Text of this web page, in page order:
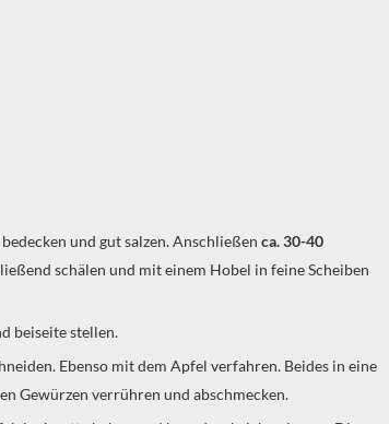
und gut salzen. Anschließen ca. 30-40
schälen und mit einem Hobel in feine Scheiben
beiseite stellen.
Gewürzen verrühren und abschmecken.